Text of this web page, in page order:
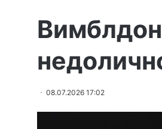
08.07.2026 17:02